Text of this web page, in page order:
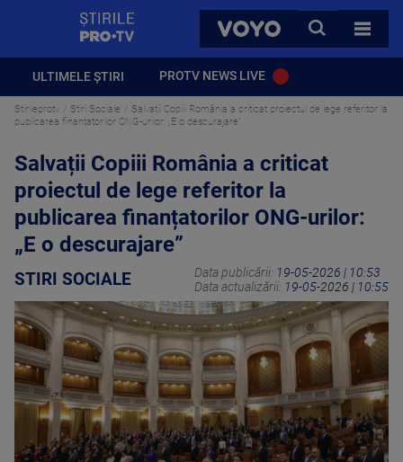
VOYO
CAUTA
TOATE
ULTIMELE ȘTIRI PROTV NEWS LIVE
Stirileprotv Stiri Sociale
Salvații Copiii România a criticat proiectul de lege referitor la
publicarea finanțatorilor ONG-urilor: „E o descurajare”
Salvații Copiii România a criticat
proiectul de lege referitor la
publicarea finanțatorilor ONG-urilor:
„E o descurajare”
STIRI SOCIALE Data publicării: 19-05-2026 | 10:53
Data actualizării: 19-05-2026 | 10:55